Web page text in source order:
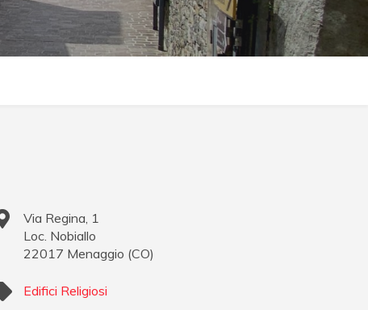
Via Regina, 1
Loc. Nobiallo
22017 Menaggio (CO)
Edifici Religiosi